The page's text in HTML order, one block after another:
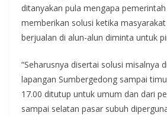
ditanyakan pula mengapa
memberikan solusi ketika
berjualan di alun-alun diminta untuk
“Seharusnya disertai solusi misalnya
lapangan Sumbergedong sampai
17.00 ditutup untuk umum dan dari
sampai selatan pasar subuh